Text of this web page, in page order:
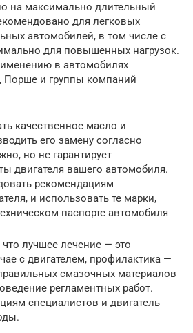
на максимально длительный
для легковых
автомобилей, в том числе с
для повышенных нагрузок.
в автомобилях
Порше и группы компаний
качественное масло и
его замену согласно
но не гарантирует
двигателя вашего автомобиля.
рекомендациям
и использовать те марки,
паспорте автомобиля
лучшее лечение — это
с двигателем, профилактика —
смазочных материалов
регламентных работ.
специалистов и двигатель